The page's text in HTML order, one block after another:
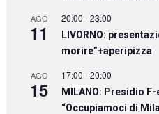
AGO
11
20:00 -23:00
LIVORNO:
morire”+aperipizza
AGO
15
17:00 -20:00
MILANO: Presidio
“Occupiamoci di